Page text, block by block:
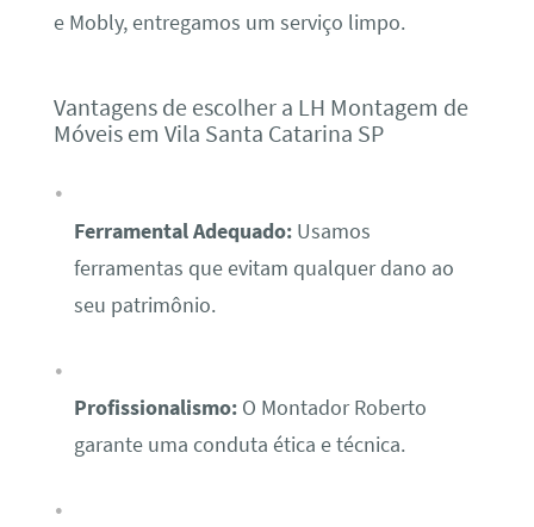
e Mobly, entregamos um serviço limpo.
Vantagens de escolher a LH Montagem de
Móveis em Vila Santa Catarina SP
Ferramental Adequado:Usamos
ferramentas que evitam qualquer dano ao
seu patrimônio.
Profissionalismo:O Montador Roberto
garante uma conduta ética e técnica.